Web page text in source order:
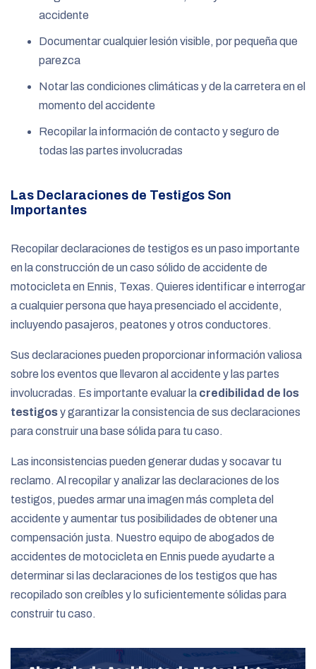
accidente
Documentar cualquier lesión visible, por pequeña que
parezca
Notar las condiciones climáticas y de la carretera en el
momento del accidente
Recopilar la información de contacto y seguro de
todas las partes involucradas
Las Declaraciones de Testigos Son
Importantes
Recopilar declaraciones de testigos es un paso importante
en la construcción de un caso sólido de accidente de
motocicleta en Ennis, Texas. Quieres identificar e interrogar
a cualquier persona que haya presenciado el accidente,
incluyendo pasajeros, peatones y otros conductores.
Sus declaraciones pueden proporcionar información valiosa
sobre los eventos que llevaron al accidente y las partes
involucradas. Es importante evaluar la credibilidad de los
testigosy garantizar la consistencia de sus declaraciones
para construir una base sólida para tu caso.
Las inconsistencias pueden generar dudas y socavar tu
reclamo. Al recopilar y analizar las declaraciones de los
testigos, puedes armar una imagen más completa del
accidente y aumentar tus posibilidades de obtener una
compensación justa. Nuestro equipo de abogados de
accidentes de motocicleta en Ennis puede ayudarte a
determinar si las declaraciones de los testigos que has
recopilado son creíbles y lo suficientemente sólidas para
construir tu caso.